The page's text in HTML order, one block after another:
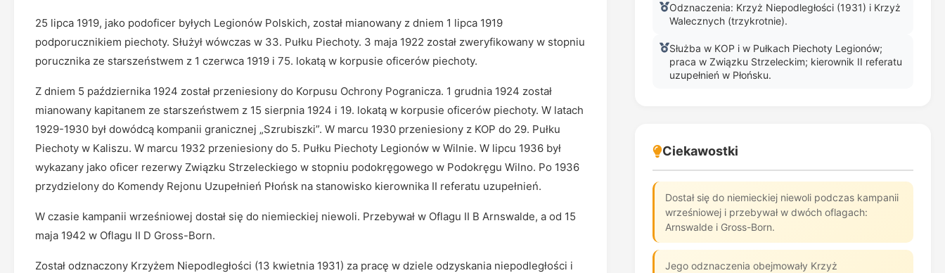
25 lipca 1919, jako podoficer byłych Legionów Polskich, został mianowany z dniem 1 lipca 1919
podporucznikiem piechoty. Służył wówczas w 33. Pułku Piechoty. 3 maja 1922 został zweryfikowany w stopniu
porucznika ze starszeństwem z 1 czerwca 1919 i 75. lokatą w korpusie oficerów piechoty.
Z dniem 5 października 1924 został przeniesiony do Korpusu Ochrony Pogranicza. 1 grudnia 1924 został
mianowany kapitanem ze starszeństwem z 15 sierpnia 1924 i 19. lokatą w korpusie oficerów piechoty. W latach
1929-1930 był dowódcą kompanii granicznej „Szrubiszki”. W marcu 1930 przeniesiony z KOP do 29. Pułku
Piechoty w Kaliszu. W marcu 1932 przeniesiony do 5. Pułku Piechoty Legionów w Wilnie. W lipcu 1936 był
wykazany jako oficer rezerwy Związku Strzeleckiego w stopniu podokręgowego w Podokręgu Wilno. Po 1936
przydzielony do Komendy Rejonu Uzupełnień Płońsk na stanowisko kierownika II referatu uzupełnień.
W czasie kampanii wrześniowej dostał się do niemieckiej niewoli. Przebywał w Oflagu II B Arnswalde, a od 15
maja 1942 w Oflagu II D Gross-Born.
Został odznaczony Krzyżem Niepodległości (13 kwietnia 1931) za pracę w dziele odzyskania niepodległości i
Odznaczenia: Krzyż Niepodległości (1931) i Krzyż
Walecznych (trzykrotnie).
Służba w KOP i w Pułkach Piechoty Legionów;
praca w Związku Strzeleckim; kierownik II referatu
uzupełnień w Płońsku.
Ciekawostki
Dostał się do niemieckiej niewoli podczas kampanii
wrześniowej i przebywał w dwóch oflagach:
Arnswalde i Gross-Born.
Jego odznaczenia obejmowały Krzyż